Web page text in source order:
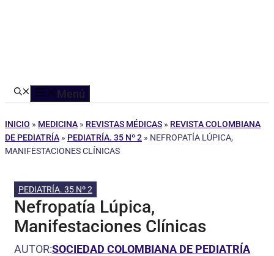
Menú
INICIO » MEDICINA » REVISTAS MÉDICAS » REVISTA COLOMBIANA
DE PEDIATRÍA » PEDIATRÍA. 35 Nº 2 » NEFROPATÍA LÚPICA,
MANIFESTACIONES CLÍNICAS
PEDIATRÍA. 35 Nº 2
Nefropatía Lúpica,
Manifestaciones Clínicas
AUTOR:SOCIEDAD COLOMBIANA DE PEDIATRÍA